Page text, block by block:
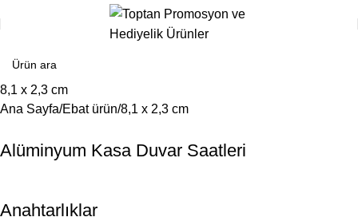
8,1 x 2,3 cm
Ana Sayfa Ebat ürün 8,1 x 2,3 cm
Alüminyum Kasa Duvar Saatleri
Anahtarlıklar